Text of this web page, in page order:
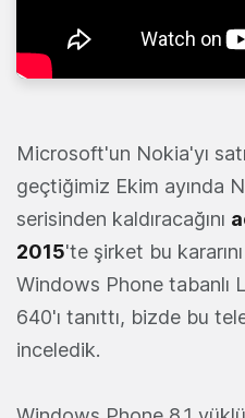
Microsoft'un Nokia'yı
geçtiğimiz Ekim ayında
serisinden kaldıracağını
2015'te şirket bu
Windows Phone tabanlı
640'ı tanıttı, bizde bu
inceledik.